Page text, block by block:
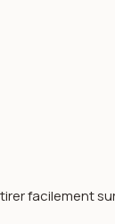
facilement